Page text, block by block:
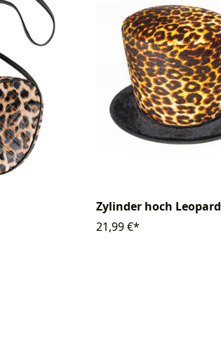
Zylinder hoch Leopard
21,99 €*